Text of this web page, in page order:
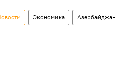
Экономика Азербайджан